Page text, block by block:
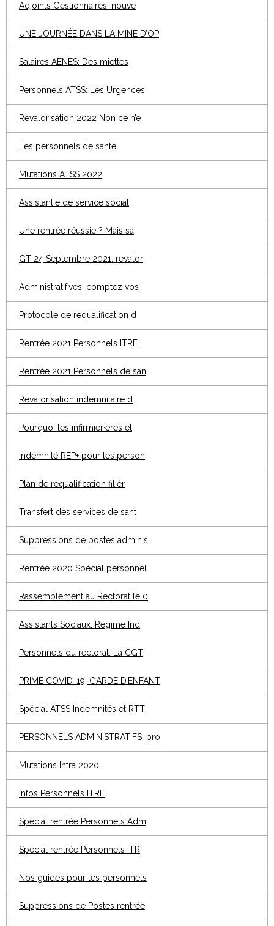
Adjoints Gestionnaires: nouve
UNE JOURNÉE DANS LA MINE D’OP
Salaires AENES: Des miettes
Personnels ATSS: Les Urgences
Revalorisation 2022 Non ce n’e
Les personnels de santé
Mutations ATSS 2022
Assistant·e de service social
Une rentrée réussie ? Mais sa
GT 24 Septembre 2021: revalor
Administratif.ves, comptez vos
Protocole de requalification d
Rentrée 2021 Personnels ITRF
Rentrée 2021 Personnels de san
Revalorisation indemnitaire d
Pourquoi les infirmier·ères et
Indemnité REP+ pour les person
Plan de requalification filièr
Transfert des services de sant
Suppressions de postes adminis
Rentrée 2020 Spécial personnel
Rassemblement au Rectorat le 0
Assistants Sociaux: Régime Ind
Personnels du rectorat: La CGT
PRIME COVID-19, GARDE D’ENFANT
Spécial ATSS Indemnités et RTT
PERSONNELS ADMINISTRATIFS: pro
Mutations Intra 2020
Infos Personnels ITRF
Spécial rentrée Personnels Adm
Spécial rentrée Personnels ITR
Nos guides pour les personnels
Suppressions de Postes rentrée